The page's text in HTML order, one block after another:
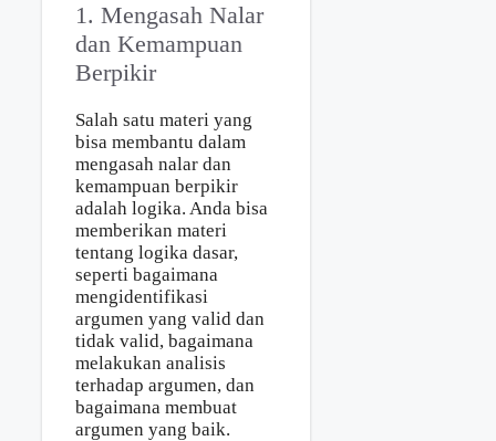
1. Mengasah Nalar
dan Kemampuan
Berpikir
Salah satu materi yang
bisa membantu dalam
mengasah nalar dan
kemampuan berpikir
adalah logika. Anda bisa
memberikan materi
tentang logika dasar,
seperti bagaimana
mengidentifikasi
argumen yang valid dan
tidak valid, bagaimana
melakukan analisis
terhadap argumen, dan
bagaimana membuat
argumen yang baik.